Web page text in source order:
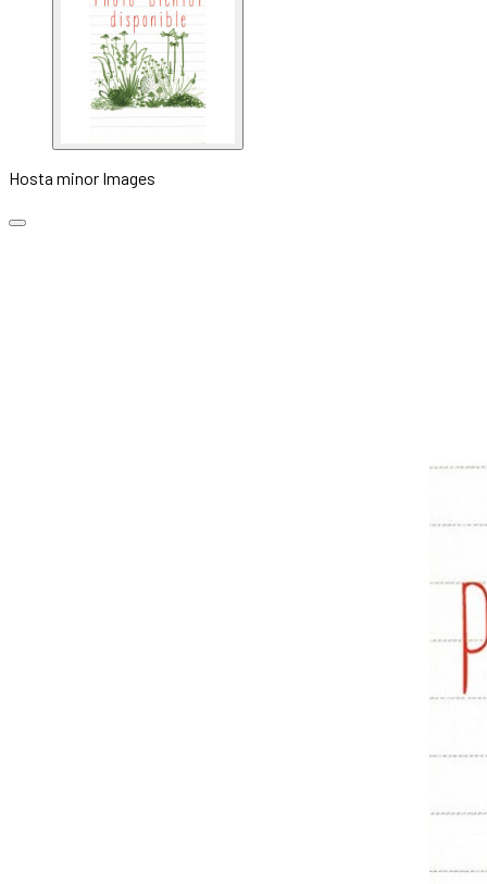
Hosta minor Images